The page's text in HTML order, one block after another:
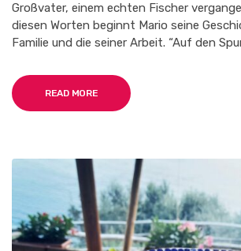
Großvater, einem echten Fischer
diesen Worten beginnt Mario seine
Familie und die seiner Arbeit. “Auf den
READ MORE